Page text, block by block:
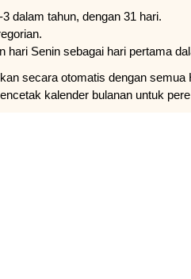
dalam tahun, dengan 31 hari.
hari Senin sebagai hari pertama
secara otomatis dengan
kalender bulanan untuk